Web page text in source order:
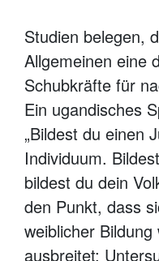
Studien belegen,
Allgemeinen eine
Schubkräfte für
Ein ugandisches
„Bildest du einen
Individuum.
bildest du dein
den Punkt, dass
weiblicher
ausbreitet: